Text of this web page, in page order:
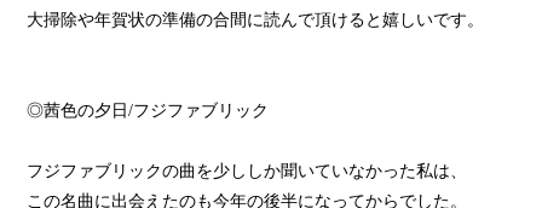
大掃除や年賀状の準備の合間に読んで頂けると嬉しいです。
◎茜色の夕日/フジファブリック
フジファブリックの曲を少ししか聞いていなかった私は、
この名曲に出会えたのも今年の後半になってからでした。